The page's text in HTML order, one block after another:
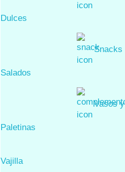
Dulces
Snacks
Salados
Vasos y
Paletinas
Vajilla